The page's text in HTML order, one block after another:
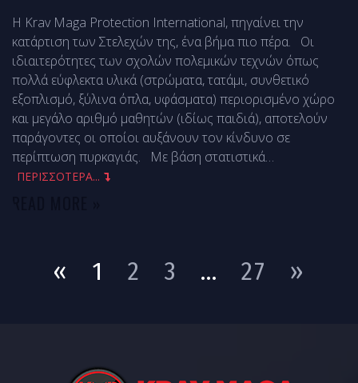
Η Krav Maga Protection International, πηγαίνει την
κατάρτιση των Στελεχών της, ένα βήμα πιο πέρα. Οι
ιδιαιτερότητες των σχολών πολεμικών τεχνών όπως
πολλά εύφλεκτα υλικά (στρώματα, τατάμι, συνθετικό
εξοπλισμό, ξύλινα όπλα, υφάσματα) περιορισμένο χώρο
και μεγάλο αριθμό μαθητών (ιδίως παιδιά), αποτελούν
παράγοντες οι οποίοι αυξάνουν τον κίνδυνο σε
περίπτωση πυρκαγιάς. Με βάση στατιστικά…
ΠΕΡΙΣΣΟΤΕΡΑ...
« 1 2 3 … 27 »